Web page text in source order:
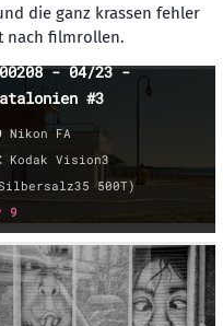
die ganz krassen fehler
nach filmrollen.
- 04/23 -
#3
Nikon FA
Kodak Vision3
500T)
9